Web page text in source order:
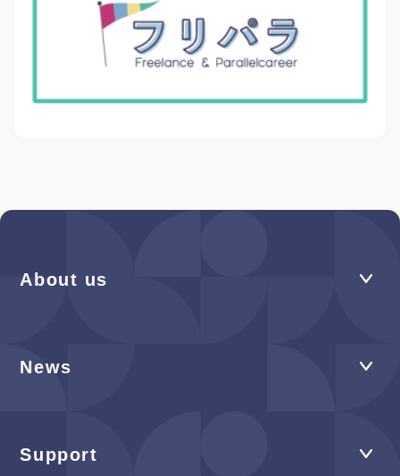
About us
News
Support